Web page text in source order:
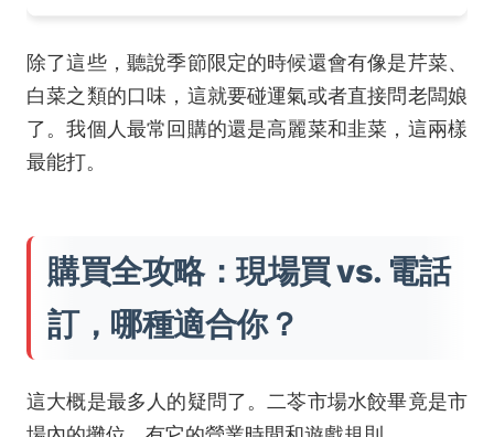
除了這些，聽說季節限定的時候還會有像是芹菜、
白菜之類的口味，這就要碰運氣或者直接問老闆娘
了。我個人最常回購的還是高麗菜和韭菜，這兩樣
最能打。
購買全攻略：現場買 vs. 電話
訂，哪種適合你？
這大概是最多人的疑問了。二苓市場水餃畢竟是市